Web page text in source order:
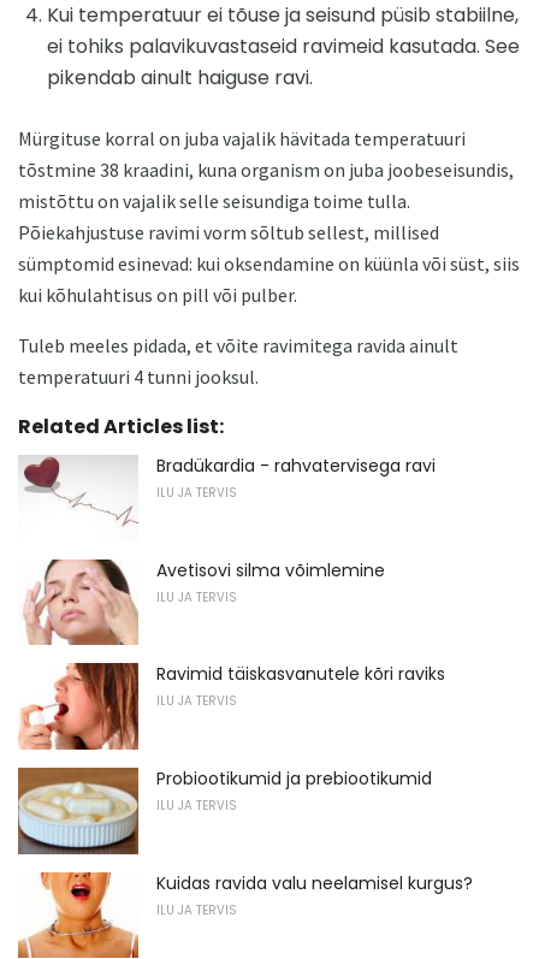
Kui temperatuur ei tõuse ja seisund püsib stabiilne,
ei tohiks palavikuvastaseid ravimeid kasutada. See
pikendab ainult haiguse ravi.
Mürgituse korral on juba vajalik hävitada temperatuuri
tõstmine 38 kraadini, kuna organism on juba joobeseisundis,
mistõttu on vajalik selle seisundiga toime tulla.
Põiekahjustuse ravimi vorm sõltub sellest, millised
sümptomid esinevad: kui oksendamine on küünla või süst, siis
kui kõhulahtisus on pill või pulber.
Tuleb meeles pidada, et võite ravimitega ravida ainult
temperatuuri 4 tunni jooksul.
Related Articles list:
Bradükardia - rahvatervisega ravi
ILU JA TERVIS
Avetisovi silma võimlemine
ILU JA TERVIS
Ravimid täiskasvanutele kõri raviks
ILU JA TERVIS
Probiootikumid ja prebiootikumid
ILU JA TERVIS
Kuidas ravida valu neelamisel kurgus?
ILU JA TERVIS